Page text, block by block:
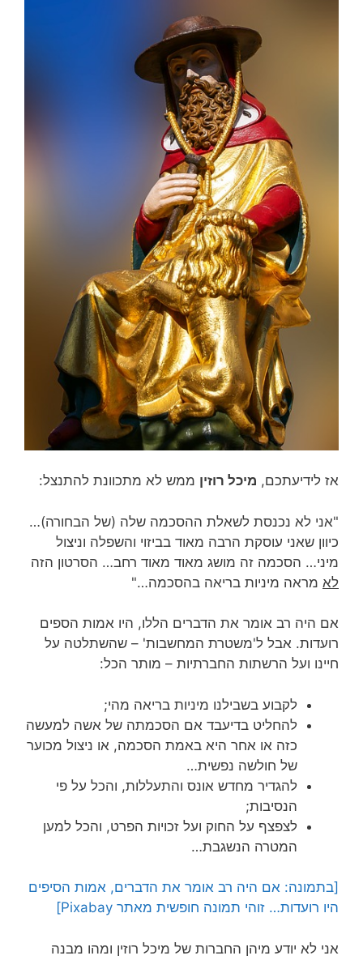
אז לידיעתכם, מיכל רוזין ממש לא מתכוונת להתנצל:
"אני לא נכנסת לשאלת ההסכמה שלה (של הבחורה)…
כיוון שאני עוסקת הרבה מאוד בביזוי והשפלה וניצול
מיני… הסכמה זה מושג מאוד מאוד רחב… הסרטון הזה
לא מראה מיניות בריאה בהסכמה…"
אם היה רב אומר את הדברים הללו, היו אמות הספים
רועדות. אבל ל'משטרת המחשבות' – שהשתלטה על
חיינו ועל הרשתות החברתיות – מותר הכל:
לקבוע בשבילנו מיניות בריאה מהי;
להחליט בדיעבד אם הסכמתה של אשה למעשה
כזה או אחר היא באמת הסכמה, או ניצול מכוער
של חולשה נפשית…
להגדיר מחדש אונס והתעללות, והכל על פי
הנסיבות;
לצפצף על החוק ועל זכויות הפרט, והכל למען
המטרה הנשגבת…
[בתמונה: אם היה רב אומר את הדברים, אמות הסיפים
היו רועדות… זוהי תמונה חופשית מאתר Pixabay]
אני לא יודע מיהן החברות של מיכל רוזין ומהו מבנה